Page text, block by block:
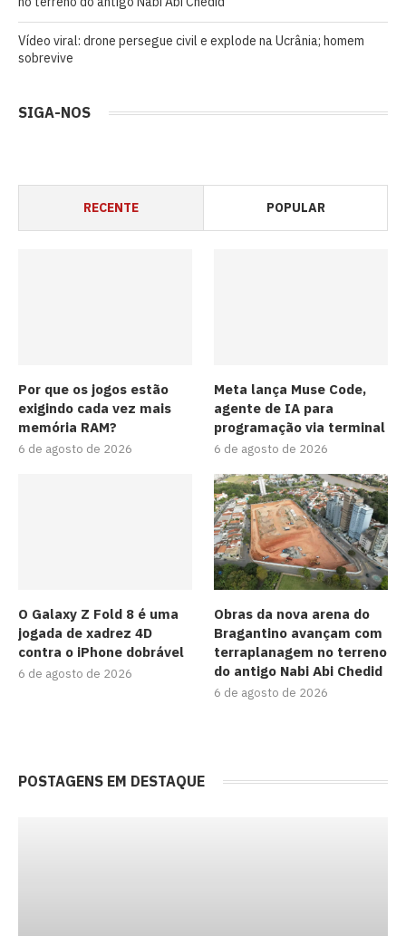
Vídeo viral: drone persegue civil e explode na Ucrânia; homem
sobrevive
SIGA-NOS
RECENTE POPULAR
Por que os jogos estão
exigindo cada vez mais
memória RAM?
6 de agosto de 2026
Meta lança Muse Code,
agente de IA para
programação via terminal
6 de agosto de 2026
O Galaxy Z Fold 8 é uma
jogada de xadrez 4D
contra o iPhone dobrável
6 de agosto de 2026
Obras da nova arena do
Bragantino avançam com
terraplanagem no terreno
do antigo Nabi Abi Chedid
6 de agosto de 2026
POSTAGENS EM DESTAQUE